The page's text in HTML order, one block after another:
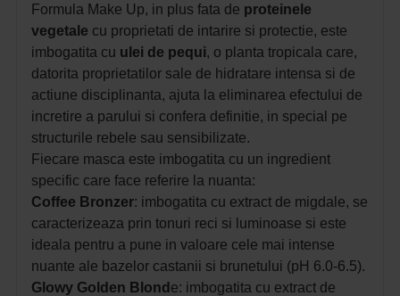
Formula Make Up, in plus fata de proteinele
vegetale cu proprietati de intarire si protectie, este
imbogatita cu ulei de pequi, o planta tropicala care,
datorita proprietatilor sale de hidratare intensa si de
actiune disciplinanta, ajuta la eliminarea efectului de
incretire a parului si confera definitie, in special pe
structurile rebele sau sensibilizate.
Fiecare masca este imbogatita cu un ingredient
specific care face referire la nuanta:
Coffee Bronzer: imbogatita cu extract de migdale, se
caracterizeaza prin tonuri reci si luminoase si este
ideala pentru a pune in valoare cele mai intense
nuante ale bazelor castanii si brunetului (pH 6.0-6.5).
Glowy Golden Blond e: imbogatita cu extract de